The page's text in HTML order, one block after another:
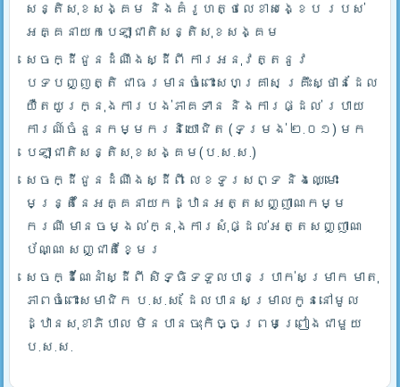
សន្តិសុខសង្គម និងគំរូហត្ថលេខាសង្ខេប របស់
អគ្គនាយកបេឡាជាតិសន្តិសុខសង្គម
សេចក្ដីជូនដំណឹងស្ដីពី ការអនុវត្តនូវ
បទបញ្ញត្តិ ជាធរមានចំពោះសហគ្រាស គ្រឹះស្ថានដែល
យឺតយូរក្នុងការបង់ភាគទាន និងការផ្ដល់ របាយ
ការណ៍ចំនួនកម្មករនិយោជិត (ទម្រង់ ២.០១) មក
បេឡាជាតិសន្តិសុខសង្គម(ប.ស.ស.)
សេចក្ដីជូនដំណឹងស្ដីពី លេខទូរសព្ទ និងឈ្មោះ
មន្រ្តីនៃអគ្គនាយកដ្ឋានអត្តសញ្ញាណកម្ម
ករណី មានចម្ងល់ក្នុងការសុំផ្ដល់អត្តសញ្ញាណ
ប័ណ្ណ សញ្ជាតិខ្មែរ
សេចក្ដីណែនាំស្ដីពី សិទ្ធិទទួលបានប្រាក់សម្រាក មាតុ
ភាពចំពោះសមាជិក ប.ស.ស. ដែលបានសម្រាលកូននៅមូល
ដ្ឋានសុខាភិបាល មិនបានចុះកិច្ចព្រមព្រៀងជាមួយ
ប.ស.ស.